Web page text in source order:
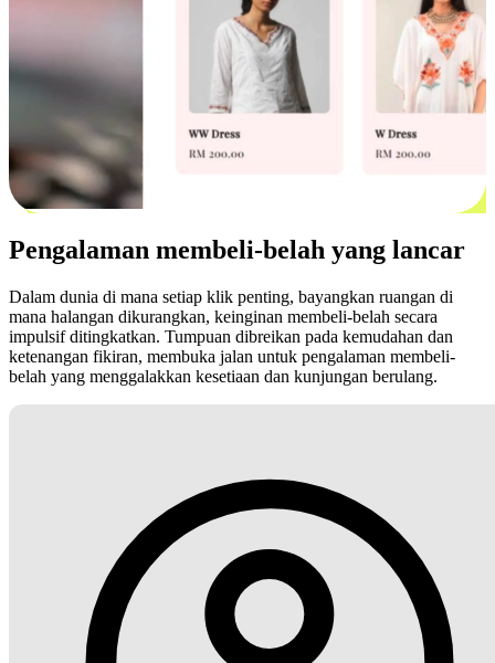
Pengalaman membeli-belah yang lancar
Dalam dunia di mana setiap klik penting, bayangkan ruangan di
mana halangan dikurangkan, keinginan membeli-belah secara
impulsif ditingkatkan. Tumpuan dibreikan pada kemudahan dan
ketenangan fikiran, membuka jalan untuk pengalaman membeli-
belah yang menggalakkan kesetiaan dan kunjungan berulang.